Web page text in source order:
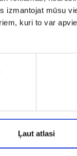
izmantojat mūsu
kuri to var
Ļaut atlasi
5